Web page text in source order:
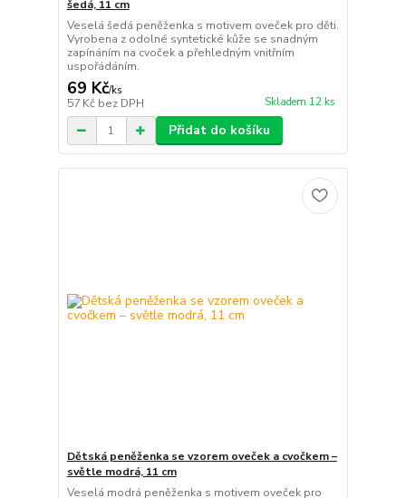
šedá, 11 cm
Veselá šedá peněženka s motivem oveček pro děti.
Vyrobena z odolné syntetické kůže se snadným
zapínáním na cvoček a přehledným vnitřním
uspořádáním.
69 Kč/ks
57 Kč bez DPH Skladem 12 ks
Přidat do košíku
Dětská peněženka se vzorem oveček a cvočkem –
světle modrá, 11 cm
Veselá modrá peněženka s motivem oveček pro